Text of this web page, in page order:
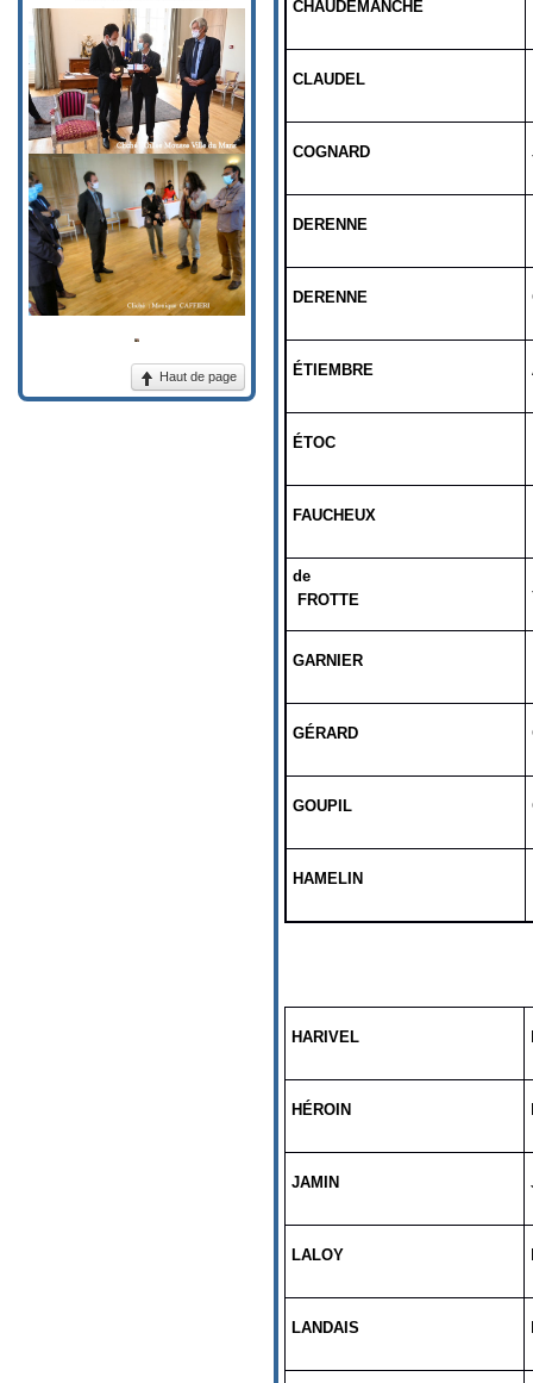
Haut de page
CHAUDEMANCHE
CLAUDEL
COGNARD
DERENNE
DERENNE
ÉTIEMBRE
ÉTOC
FAUCHEUX
de
FROTTE
GARNIER
GÉRARD
GOUPIL
HAMELIN
HARIVEL
HÉROIN
JAMIN
LALOY
LANDAIS